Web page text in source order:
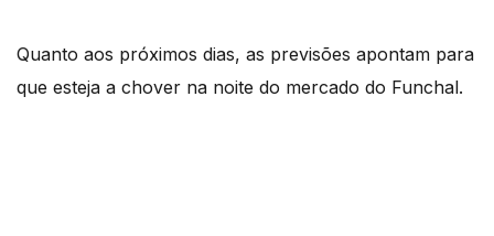
Quanto aos próximos dias, as previsões apontam para
que esteja a chover na noite do mercado do Funchal.